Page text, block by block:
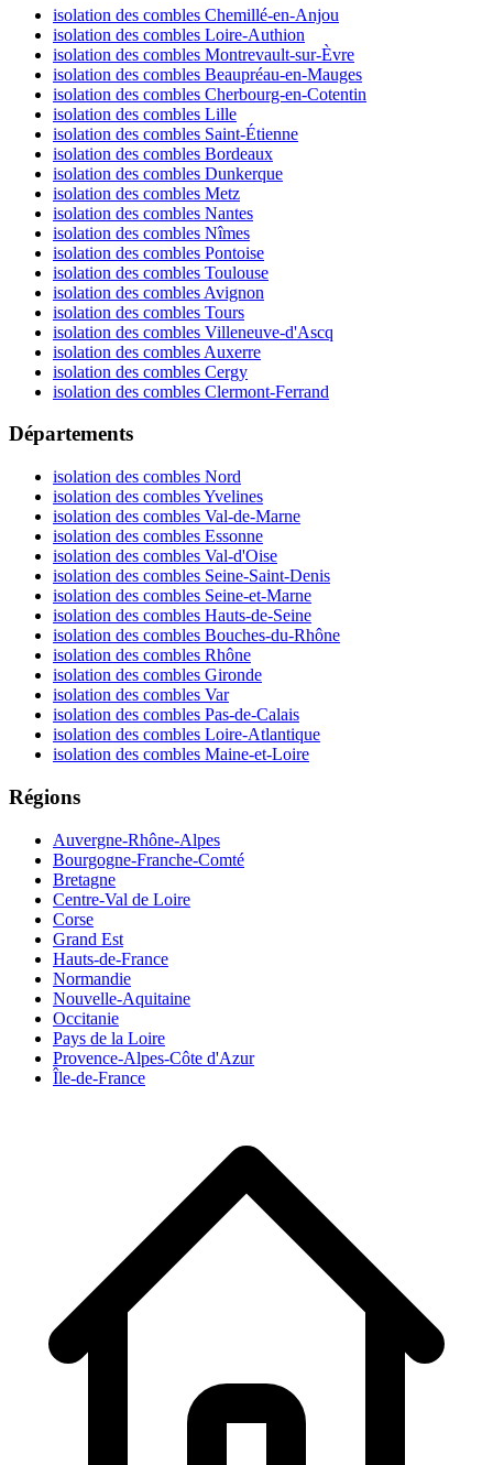
isolation des combles Chemillé-en-Anjou
isolation des combles Loire-Authion
isolation des combles Montrevault-sur-Èvre
isolation des combles Beaupréau-en-Mauges
isolation des combles Cherbourg-en-Cotentin
isolation des combles Lille
isolation des combles Saint-Étienne
isolation des combles Bordeaux
isolation des combles Dunkerque
isolation des combles Metz
isolation des combles Nantes
isolation des combles Nîmes
isolation des combles Pontoise
isolation des combles Toulouse
isolation des combles Avignon
isolation des combles Tours
isolation des combles Villeneuve-d'Ascq
isolation des combles Auxerre
isolation des combles Cergy
isolation des combles Clermont-Ferrand
Départements
isolation des combles Nord
isolation des combles Yvelines
isolation des combles Val-de-Marne
isolation des combles Essonne
isolation des combles Val-d'Oise
isolation des combles Seine-Saint-Denis
isolation des combles Seine-et-Marne
isolation des combles Hauts-de-Seine
isolation des combles Bouches-du-Rhône
isolation des combles Rhône
isolation des combles Gironde
isolation des combles Var
isolation des combles Pas-de-Calais
isolation des combles Loire-Atlantique
isolation des combles Maine-et-Loire
Régions
Auvergne-Rhône-Alpes
Bourgogne-Franche-Comté
Bretagne
Centre-Val de Loire
Corse
Grand Est
Hauts-de-France
Normandie
Nouvelle-Aquitaine
Occitanie
Pays de la Loire
Provence-Alpes-Côte d'Azur
Île-de-France